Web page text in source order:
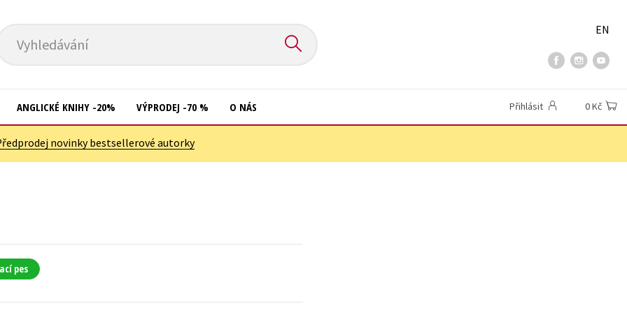
Vyhledávání
EN
ANGLICKÉ KNIHY -20% VÝPRODEJ -70 % O NÁS Přihlásit 0 Kč
novinky bestsellerové autorky
pes